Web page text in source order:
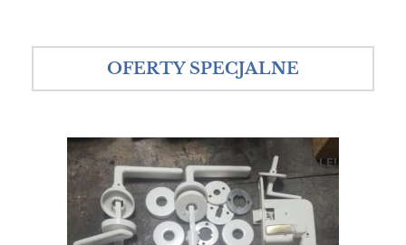
OFERTY SPECJALNE
SALE!